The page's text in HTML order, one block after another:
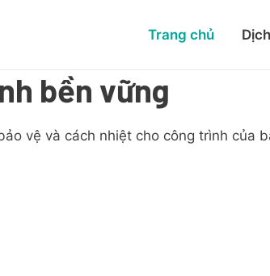
Trang chủ
bền vững
vệ và cách nhiệt cho công trình của